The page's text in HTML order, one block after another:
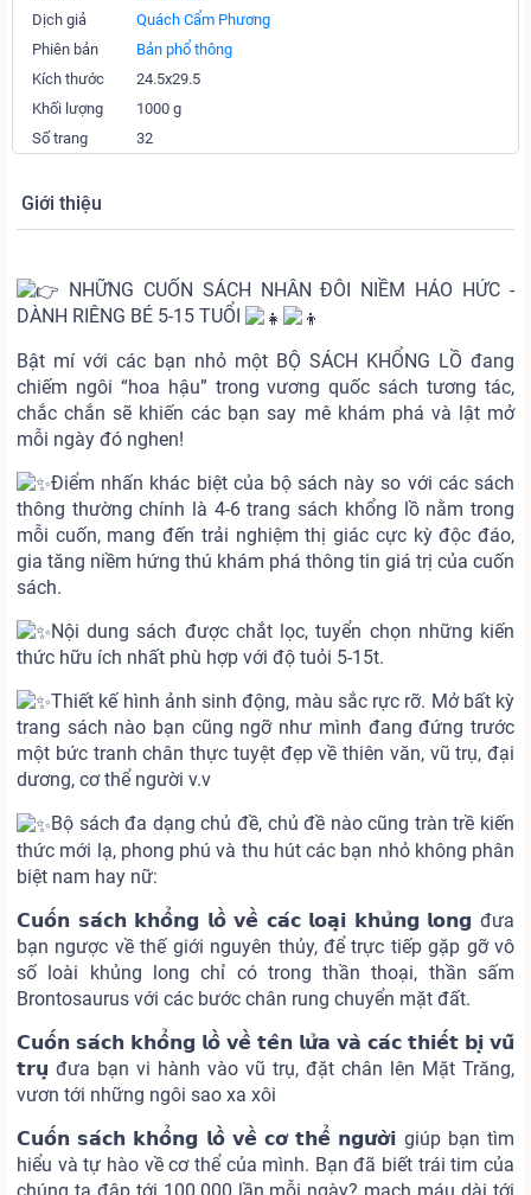
Dịch giả
Quách Cẩm Phương
Phiên bản
Bản phổ thông
Kích thước
24.5x29.5
Khối lượng
1000 g
Số trang
32
Giới thiệu
NHỮNG CUỐN SÁCH NHÂN ĐÔI NIỀM HÁO HỨC -
DÀNH RIÊNG BÉ 5-15 TUỔI
Bật mí với các bạn nhỏ một BỘ SÁCH KHỔNG LỒ đang
chiếm ngôi “hoa hậu” trong vương quốc sách tương tác,
chắc chắn sẽ khiến các bạn say mê khám phá và lật mở
mỗi ngày đó nghen!
Điểm nhấn khác biệt của bộ sách này so với các sách
thông thường chính là 4-6 trang sách khổng lồ nằm trong
mỗi cuốn, mang đến trải nghiệm thị giác cực kỳ độc đáo,
gia tăng niềm hứng thú khám phá thông tin giá trị của cuốn
sách.
Nội dung sách được chắt lọc, tuyển chọn những kiến
thức hữu ích nhất phù hợp với độ tuỏi 5-15t.
Thiết kế hình ảnh sinh động, màu sắc rực rỡ. Mở bất kỳ
trang sách nào bạn cũng ngỡ như mình đang đứng trước
một bức tranh chân thực tuyệt đẹp về thiên văn, vũ trụ, đại
dương, cơ thể người v.v
Bộ sách đa dạng chủ đề, chủ đề nào cũng tràn trề kiến
thức mới lạ, phong phú và thu hút các bạn nhỏ không phân
biệt nam hay nữ:
𝗖𝘂𝗼̂́𝗻 𝘀𝗮́𝗰𝗵 𝗸𝗵𝗼̂̉𝗻𝗴 𝗹𝗼̂̀ 𝘃𝗲̂̀ 𝗰𝗮́𝗰 𝗹𝗼𝗮̣𝗶 𝗸𝗵𝘂̉𝗻𝗴 𝗹𝗼𝗻𝗴 đưa
bạn ngược về thế giới nguyên thủy, để trực tiếp gặp gỡ vô
số loài khủng long chỉ có trong thần thoại, thần sấm
Brontosaurus với các bước chân rung chuyển mặt đất.
𝗖𝘂𝗼̂́𝗻 𝘀𝗮́𝗰𝗵 𝗸𝗵𝗼̂̉𝗻𝗴 𝗹𝗼̂̀ 𝘃𝗲̂̀ 𝘁𝗲̂𝗻 𝗹𝘂̛̉𝗮 𝘃𝗮̀ 𝗰𝗮́𝗰 𝘁𝗵𝗶𝗲̂́𝘁 𝗯𝗶̣ 𝘃𝘂̃
𝘁𝗿𝘂̣ đưa bạn vi hành vào vũ trụ, đặt chân lên Mặt Trăng,
vươn tới những ngôi sao xa xôi
𝗖𝘂𝗼̂́𝗻 𝘀𝗮́𝗰𝗵 𝗸𝗵𝗼̂̉𝗻𝗴 𝗹𝗼̂̀ 𝘃𝗲̂̀ 𝗰𝗼̛ 𝘁𝗵𝗲̂̉ 𝗻𝗴𝘂̛𝗼̛̀𝗶 giúp bạn tìm
hiểu và tự hào về cơ thể của mình. Bạn đã biết trái tim của
chúng ta đập tới 100.000 lần mỗi ngày? mạch máu dài tới